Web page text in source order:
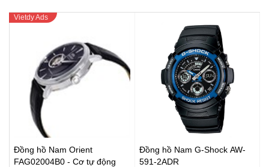
Đồng hồ Nam Orient
FAG02004B0 - Cơ tự động
Đồng hồ Nam G-Shock AW-
591-2ADR